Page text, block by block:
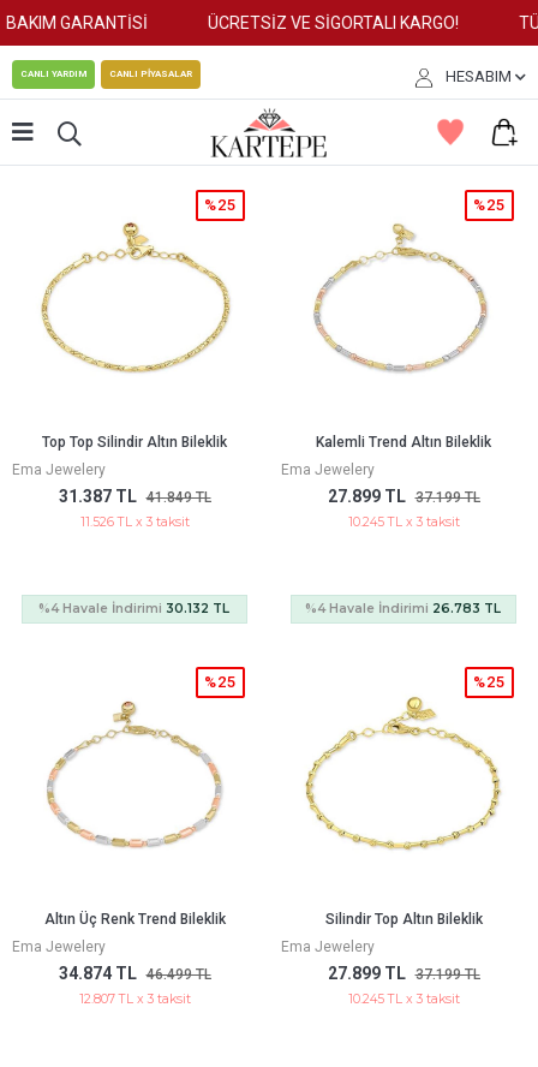
GARANTİSİ ÜCRETSİZ VE SİGORTALI KARGO! TÜM
CANLI YARDIM CANLI PİYASALAR HESABIM
Top Top Silindir Altın Bileklik
Ema Jewelery
31.387 TL 41.849 TL
%25
11.526 TL x 3 taksit
%4 Havale İndirimi 30.132 TL
Kalemli Trend Altın Bileklik
Ema Jewelery
27.899 TL 37.199 TL
%25
10.245 TL x 3 taksit
%4 Havale İndirimi 26.783 TL
Altın Üç Renk Trend Bileklik
Ema Jewelery
34.874 TL 46.499 TL
%25
12.807 TL x 3 taksit
Silindir Top Altın Bileklik
Ema Jewelery
27.899 TL 37.199 TL
%25
10.245 TL x 3 taksit